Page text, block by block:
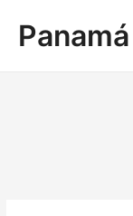
contenido
de
entradas